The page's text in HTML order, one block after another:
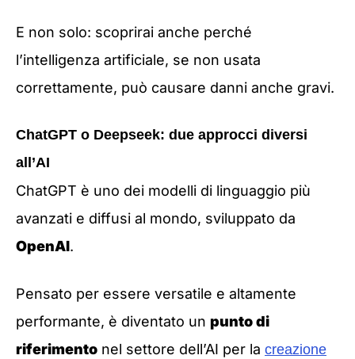
E non solo: scoprirai anche perché
l’intelligenza artificiale, se non usata
correttamente, può causare danni anche gravi.
ChatGPT o Deepseek: due approcci diversi
all’AI
ChatGPT è uno dei modelli di linguaggio più
avanzati e diffusi al mondo, sviluppato da
OpenAI.
Pensato per essere versatile e altamente
performante, è diventato un punto di
riferimento nel settore dell’AI per la creazione